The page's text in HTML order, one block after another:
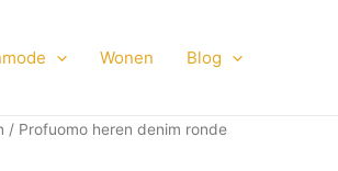
Wonen Blog
/ Profuomo heren denim ronde